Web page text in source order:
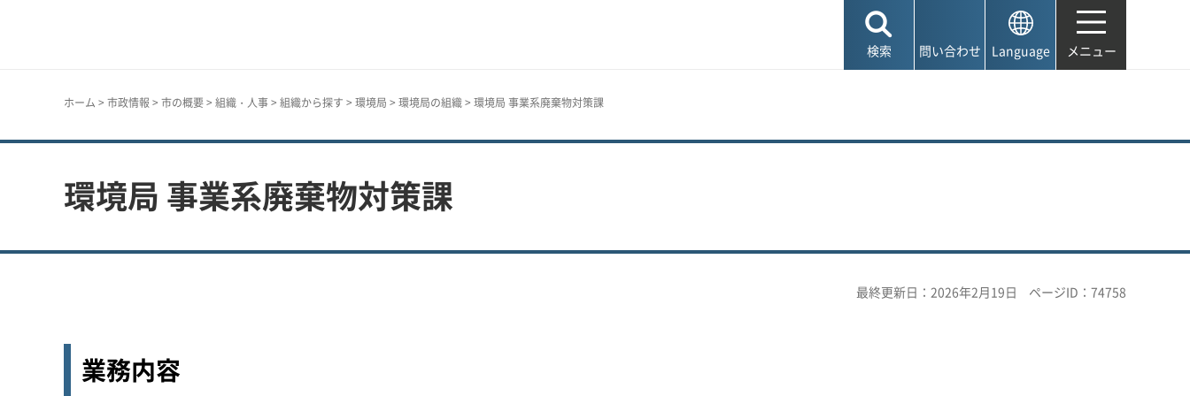
検索 問い合わせ Language メニュー
ホーム > 市政情報 > 市の概要> 組織・人事> 組織から探す > 環境局 > 環境局の組織> 環境局 事業系廃棄物対策課
環境局 事業系廃棄物対策課
最終更新日：2026年2月19日 ページID：74758
業務内容